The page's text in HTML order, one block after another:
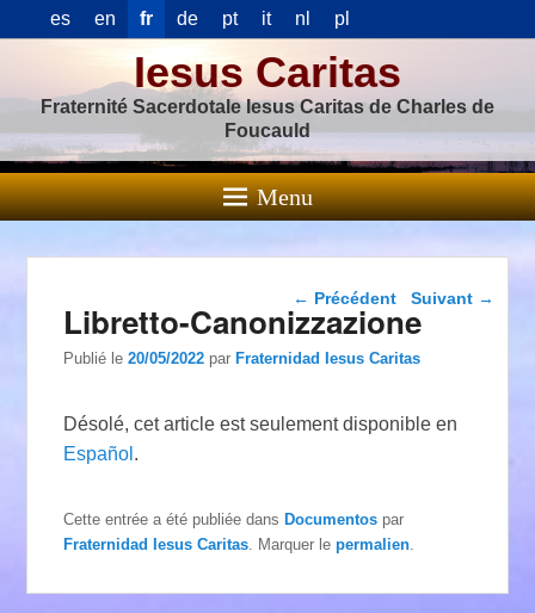
es en fr de pt it nl pl
Iesus Caritas
Fraternité Sacerdotale Iesus Caritas de Charles de
Foucauld
Menu
Navigation dans les
← Précédent Suivant →
Libretto-Canonizzazione
Publié le20/05/2022 parFraternidad Iesus Caritas
Désolé, cet article est seulement disponible en
Español .
Cette entrée a été publiée dansDocumentos par
Fraternidad Iesus Caritas . Marquer lepermalien